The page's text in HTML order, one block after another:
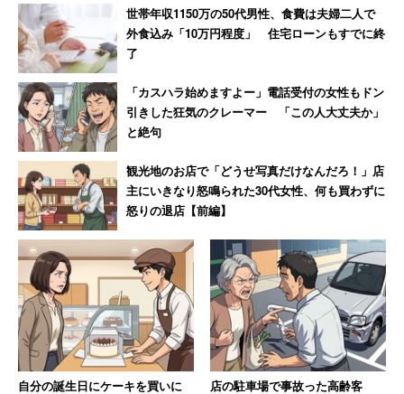
ケートを募集しています。世帯年収1150万の50代男性、食費は夫婦二人で
外食込み「10万円程度」 住宅ローンもすでに終
了
「カスハラ始めますよー」電話受付の女性もドン
引きした狂気のクレーマー 「この人大丈夫か」
と絶句
観光地のお店で「どうせ写真だけなんだろ！」店
主にいきなり怒鳴られた30代女性、何も買わずに
怒りの退店【前編】
自分の誕生日にケーキを買いに
店の駐車場で事故った高齢客